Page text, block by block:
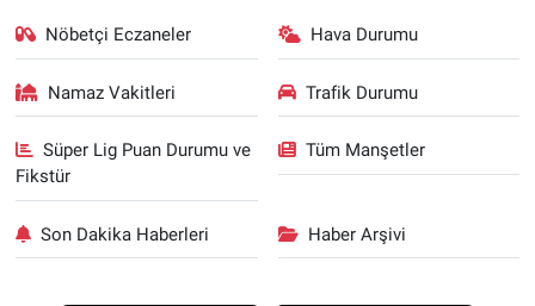
Nöbetçi Eczaneler Hava Durumu
Namaz Vakitleri Trafik Durumu
Süper Lig Puan Durumu ve
Fikstür
Tüm Manşetler
Son Dakika Haberleri Haber Arşivi